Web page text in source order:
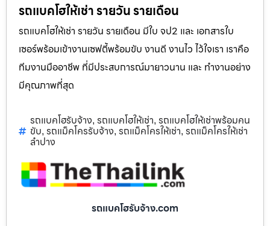
รถแบคโฮให้เช่า รายวัน รายเดือน
รถแบคโฮให้เช่า รายวัน รายเดือน มีใบ จป2 และ เอกสารใบ
เซอร์พร้อมเข้างานเซฟตี้พร้อมขับ งานดี งานไว ไว้ใจเรา เราคือ
ทีมงานมืออาชีพ ที่มีประสบการณ์มายาวนาน และ ทำงานอย่าง
มีคุณภาพที่สุด
รถแบคโฮรับจ้าง, รถแบคโฮให้เช่า, รถแบคโฮให้เช่าพร้อมคน
ขับ, รถแม็คโครรับจ้าง, รถแม็คโครให้เช่า, รถแม็คโครให้เช่า
ลำปาง
รถแบคโฮรับจ้าง.com